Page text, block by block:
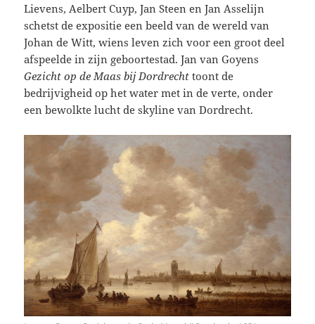
Lievens, Aelbert Cuyp, Jan Steen en Jan Asselijn
schetst de expositie een beeld van de wereld van
Johan de Witt, wiens leven zich voor een groot deel
afspeelde in zijn geboortestad. Jan van Goyens
Gezicht op de Maas bij Dordrecht toont de
bedrijvigheid op het water met in de verte, onder
een bewolkte lucht de skyline van Dordrecht.